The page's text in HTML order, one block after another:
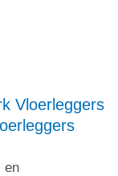
Vloerleggers
en